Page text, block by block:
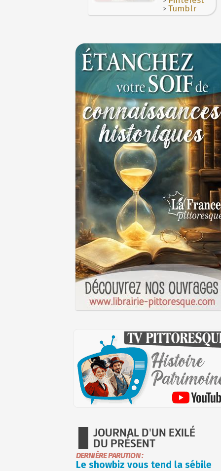
JOURNAL D'UN EXILÉ
DU PRÉSENT
DERNIÈRE PARUTION :
Le showbiz vous tend la sébile
1er juillet 1903 : début du premier Tour
1ER JUILLET
Thérapeutique alcoolique au Moyen Âge
>Tumblr